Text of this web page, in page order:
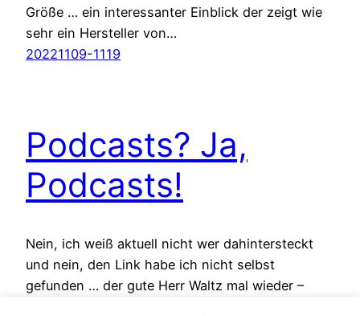
Größe … ein interessanter Einblick der zeigt wie
sehr ein Hersteller von…
20221109-1119
Podcasts? Ja,
Podcasts!
Nein, ich weiß aktuell nicht wer dahintersteckt
und nein, den Link habe ich nicht selbst
gefunden … der gute Herr Waltz mal wieder –